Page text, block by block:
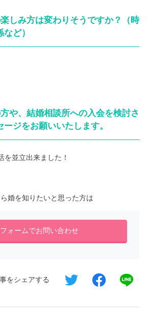
しみ方は変わりそうですか？（時
ど）
や、結婚相談所への入会を検討さ
ジをお願いいたします。
を並立出来ました！
婚を知りたいと思った方は
フォームでお問い合わせ
をシェアする